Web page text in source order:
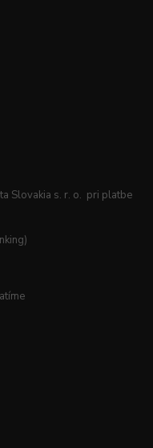
Slovakia s. r. o. pri platbe